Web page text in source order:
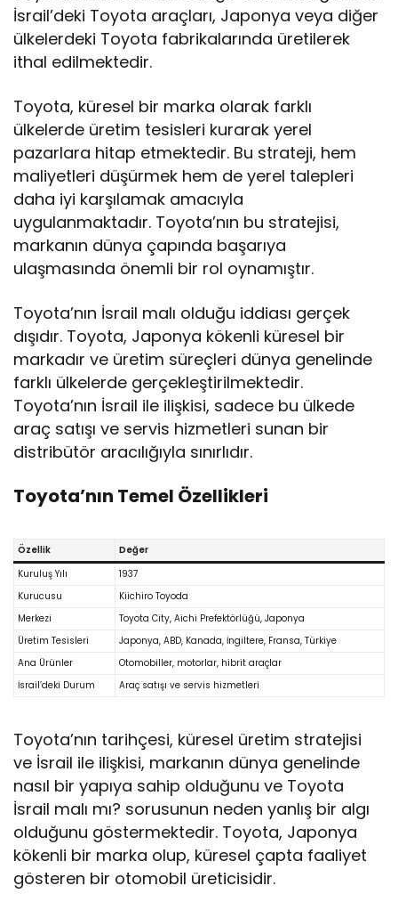
İsrail’deki Toyota araçları, Japonya veya diğer
ülkelerdeki Toyota fabrikalarında üretilerek
ithal edilmektedir.
Toyota, küresel bir marka olarak farklı
ülkelerde üretim tesisleri kurarak yerel
pazarlara hitap etmektedir. Bu strateji, hem
maliyetleri düşürmek hem de yerel talepleri
daha iyi karşılamak amacıyla
uygulanmaktadır. Toyota’nın bu stratejisi,
markanın dünya çapında başarıya
ulaşmasında önemli bir rol oynamıştır.
Toyota’nın İsrail malı olduğu iddiası gerçek
dışıdır. Toyota, Japonya kökenli küresel bir
markadır ve üretim süreçleri dünya genelinde
farklı ülkelerde gerçekleştirilmektedir.
Toyota’nın İsrail ile ilişkisi, sadece bu ülkede
araç satışı ve servis hizmetleri sunan bir
distribütör aracılığıyla sınırlıdır.
Toyota’nın Temel Özellikleri
Özellik
Değer
Kuruluş Yılı
1937
Kurucusu
Kiichiro Toyoda
Merkezi
Toyota City, Aichi Prefektörlüğü, Japonya
Üretim Tesisleri
Japonya, ABD, Kanada, İngiltere, Fransa, Türkiye
Ana Ürünler
Otomobiller, motorlar, hibrit araçlar
İsrail’deki Durum
Araç satışı ve servis hizmetleri
Toyota’nın tarihçesi, küresel üretim stratejisi
ve İsrail ile ilişkisi, markanın dünya genelinde
nasıl bir yapıya sahip olduğunu ve Toyota
İsrail malı mı? sorusunun neden yanlış bir algı
olduğunu göstermektedir. Toyota, Japonya
kökenli bir marka olup, küresel çapta faaliyet
gösteren bir otomobil üreticisidir.